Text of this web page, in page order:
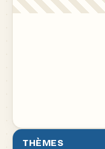
THÈMES